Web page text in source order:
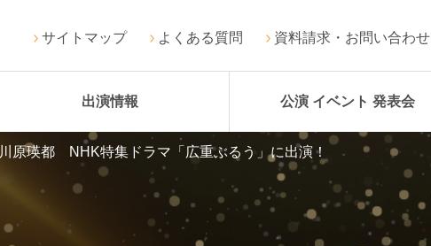
サイトマップ よくある質問 資料請求・お問い合わせ
出演情報 公演 イベント 発表会
川原瑛都 NHK特集ドラマ「広重ぶるう」に出演！